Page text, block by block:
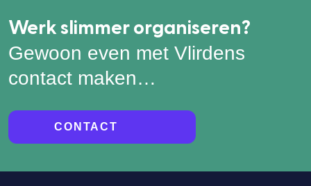
Werk slimmer organiseren?
Gewoon even met Vlirdens
contact maken…
CONTACT